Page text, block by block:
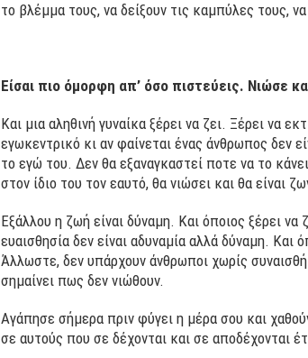
το βλέμμα τους, να δείξουν τις καμπύλες τους,
Είσαι πιο όμορφη απ’ όσο πιστεύεις. Νιώσε
Και μια αληθινή γυναίκα ξέρει να ζει. Ξέρει να
εγωκεντρικό κι αν φαίνεται ένας άνθρωπος δεν
το εγώ του. Δεν θα εξαναγκαστεί ποτε να το
στον ίδιο του τον εαυτό, θα νιώσει και θα είναι
Εξάλλου η ζωή είναι δύναμη. Και όποιος ξέρει
ευαισθησία δεν είναι αδυναμία αλλά δύναμη.
Άλλωστε, δεν υπάρχουν άνθρωποι χωρίς
σημαίνει πως δεν νιώθουν.
Αγάπησε σήμερα πριν φύγει η μέρα σου και
σε αυτούς που σε δέχονται και σε αποδέχονται